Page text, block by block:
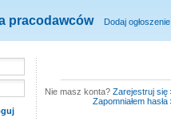
pracodawców Dodaj ogłoszenie
Nie masz konta? Zarejestruj się
Zapomniałem hasła